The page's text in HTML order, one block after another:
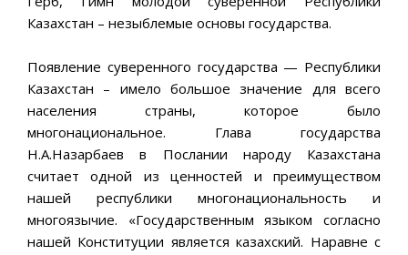
Казахстан – незыблемые основы государства.
Появление суверенного государства — Республики
Казахстан – имело большое значение для всего
населения страны, которое было
многонациональное. Глава государства
Н.А.Назарбаев в Послании народу Казахстана
считает одной из ценностей и преимуществом
нашей республики многонациональность и
многоязычие. «Государственным языком согласно
нашей Конституции является казахский. Наравне с